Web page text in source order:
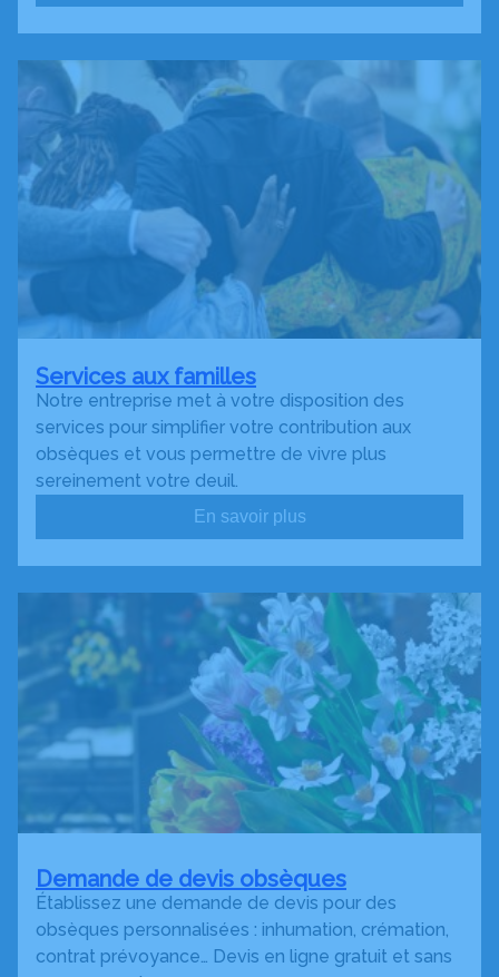
Services aux familles
Notre entreprise met à votre disposition des
services pour simplifier votre contribution aux
obsèques et vous permettre de vivre plus
sereinement votre deuil.
En savoir plus
Demande de devis obsèques
Établissez une demande de devis pour des
obsèques personnalisées : inhumation, crémation,
contrat prévoyance… Devis en ligne gratuit et sans